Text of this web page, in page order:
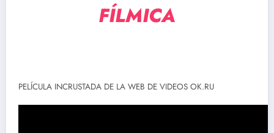
FÍLMICA
PELÍCULA INCRUSTADA DE LA WEB DE VIDEOS OK.RU